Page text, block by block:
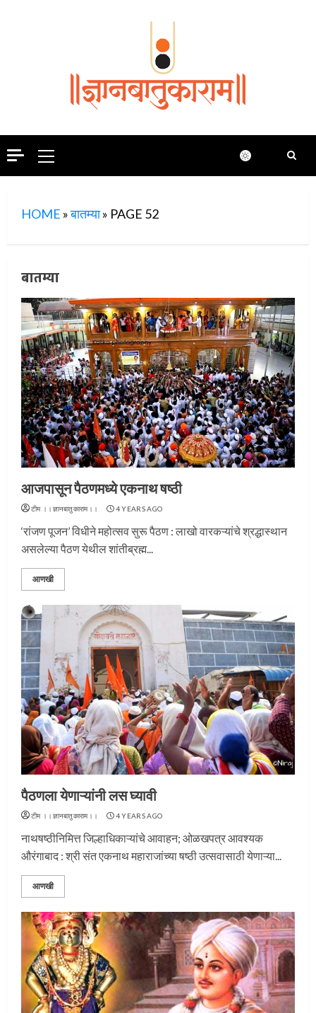
Primary
Menu
HOME »बातम्या» PAGE 52
बातम्या
आजपासून पैठणमध्ये एकनाथ षष्ठी
टीम ।।ज्ञानबातुकाराम।। 4 YEARS AGO
‘रांजण पूजन’ विधीने महोत्सव सुरू पैठण : लाखो वारकऱ्यांचे श्रद्धास्थान
असलेल्या पैठण येथील शांतीब्रह्म...
आणखी
पैठणला येणाऱ्यांनी लस घ्यावी
टीम ।।ज्ञानबातुकाराम।। 4 YEARS AGO
नाथषष्ठीनिमित्त जिल्हाधिकाऱ्यांचे आवाहन; ओळखपत्र आवश्यक
औरंगाबाद : श्री संत एकनाथ महाराजांच्या षष्ठी उत्सवासाठी येणाऱ्या...
आणखी